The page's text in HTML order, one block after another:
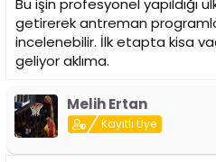
Bu işin profesyonel yapıldığı
getirerek antreman
incelenebilir. İlk etapta kisa
geliyor aklıma.
Melih Ertan
Kayıtlı Üye